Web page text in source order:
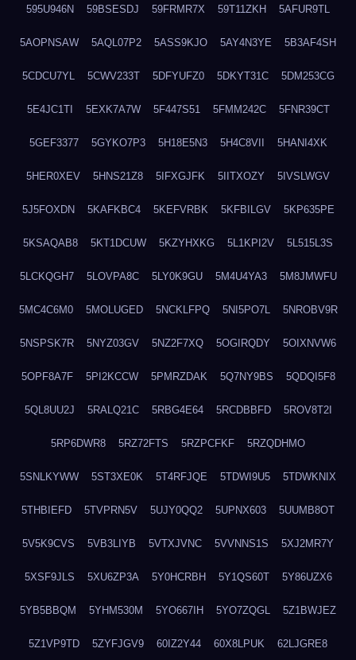
595U946N 59BSESDJ 59FRMR7X 59T11ZKH 5AFUR9TL
5AOPNSAW 5AQL07P2 5ASS9KJO 5AY4N3YE 5B3AF4SH
5CDCU7YL 5CWV233T 5DFYUFZ0 5DKYT31C 5DM253CG
5E4JC1TI 5EXK7A7W 5F447S51 5FMM242C 5FNR39CT
5GEF3377 5GYKO7P3 5H18E5N3 5H4C8VII 5HANI4XK
5HER0XEV 5HNS21Z8 5IFXGJFK 5IITXOZY 5IVSLWGV
5J5FOXDN 5KAFKBC4 5KEFVRBK 5KFBILGV 5KP635PE
5KSAQAB8 5KT1DCUW 5KZYHXKG 5L1KPI2V 5L515L3S
5LCKQGH7 5LOVPA8C 5LY0K9GU 5M4U4YA3 5M8JMWFU
5MC4C6M0 5MOLUGED 5NCKLFPQ 5NI5PO7L 5NROBV9R
5NSPSK7R 5NYZ03GV 5NZ2F7XQ 5OGIRQDY 5OIXNVW6
5OPF8A7F 5PI2KCCW 5PMRZDAK 5Q7NY9BS 5QDQI5F8
5QL8UU2J 5RALQ21C 5RBG4E64 5RCDBBFD 5ROV8T2I
5RP6DWR8 5RZ72FTS 5RZPCFKF 5RZQDHMO
5SNLKYWW 5ST3XE0K 5T4RFJQE 5TDWI9U5 5TDWKNIX
5THBIEFD 5TVPRN5V 5UJY0QQ2 5UPNX603 5UUMB8OT
5V5K9CVS 5VB3LIYB 5VTXJVNC 5VVNNS1S 5XJ2MR7Y
5XSF9JLS 5XU6ZP3A 5Y0HCRBH 5Y1QS60T 5Y86UZX6
5YB5BBQM 5YHM530M 5YO667IH 5YO7ZQGL 5Z1BWJEZ
5Z1VP9TD 5ZYFJGV9 60IZ2Y44 60X8LPUK 62LJGRE8